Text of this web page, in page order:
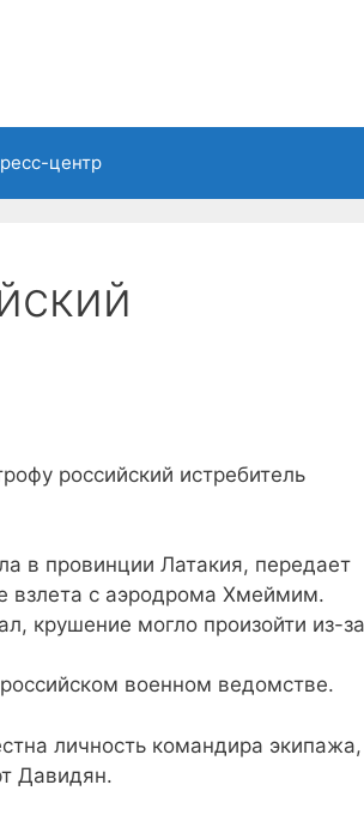
центр
российский истребитель
в провинции Латакия, передает
взлета с аэродрома Хмеймим.
крушение могло произойти из-за
военном ведомстве.
личность командира экипажа,
Давидян.